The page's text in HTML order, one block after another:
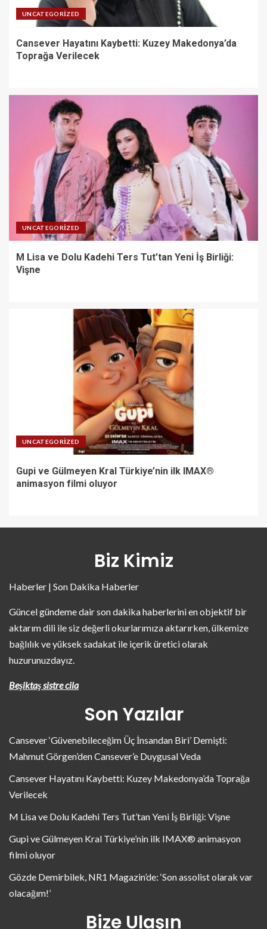
UNCATEGORIZED
Cansever Hayatını Kaybetti: Kuzey Makedonya’da
Toprağa Verilecek
UNCATEGORIZED
M Lisa ve Dolu Kadehi Ters Tut’tan Yeni İş Birliği:
Vişne
UNCATEGORIZED
Gupi ve Gülmeyen Kral Türkiye’nin ilk IMAX®
animasyon filmi oluyor
Biz Kimiz
Haberler | Son Dakika Haberler
Güncel gündeme dair son dakika haberlerini en objektif bir
aktarım dili ile siz değerli okurlarımıza aktarırken, ülkemize
bağlılık ve yüksek sadakat ile içerik üretici olarak
huzurunuzdayız.
Beşiktaş sistre cila
Son Yazılar
Cansever ‘Güvenebileceğim Üç İnsandan Biri’ Demişti:
Mahmut Görgen’den Cansever’e Duygusal Veda
Cansever Hayatını Kaybetti: Kuzey Makedonya’da Toprağa
Verilecek
M Lisa ve Dolu Kadehi Ters Tut’tan Yeni İş Birliği: Vişne
Gupi ve Gülmeyen Kral Türkiye’nin ilk IMAX® animasyon
filmi oluyor
Gözde Demirbilek, NR1 Magazin’de: ‘Son assolist olarak var
olacağım!’
Bize Ulaşın